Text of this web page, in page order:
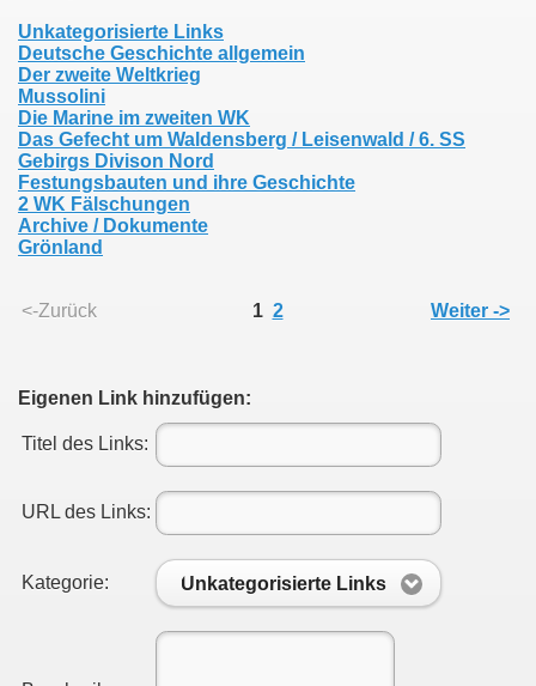
Unkategorisierte Links
Deutsche Geschichte allgemein
Der zweite Weltkrieg
Mussolini
Die Marine im zweiten WK
Das Gefecht um Waldensberg / Leisenwald / 6. SS
Gebirgs Divison Nord
Festungsbauten und ihre Geschichte
2 WK Fälschungen
Archive / Dokumente
Grönland
<-Zurück 1 2 Weiter ->
Eigenen Link hinzufügen:
Titel des Links:
URL des Links:
Kategorie: Unkategorisierte Links